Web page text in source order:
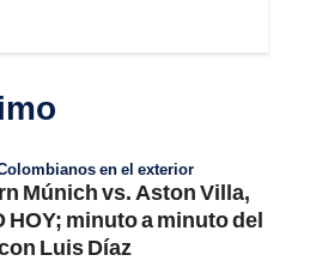
en el exterior
Múnich vs. Aston Villa,
HOY; minuto a minuto del
Luis Díaz